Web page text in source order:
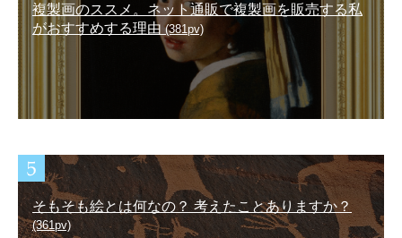
複製画のススメ。ネット通販で複製画を販売する私
がおすすめする理由 (381pv)
そもそも絵とは何なの？ 考えたことありますか？
(361pv)